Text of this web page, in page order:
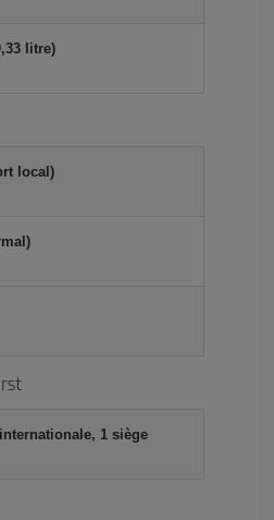
litre)
local)
1 siège